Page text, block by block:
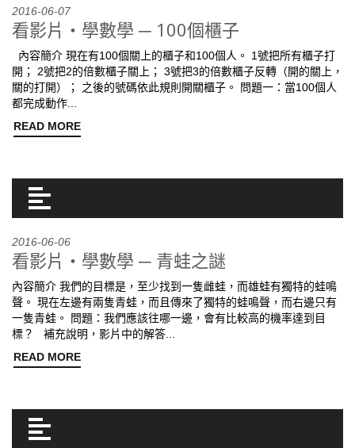
2016-06-07
看影片‧學數學 ─ 100個櫃子
內容簡介 現在有100個關上的櫃子和100個人。 1號把所有櫃子打
開； 2號把2的倍數櫃子關上； 3號把3的倍數櫃子反轉（開的關上，
關的打開）； 之後的號碼依此規則開關櫃子。 問題一：當100個人
都完成動作...
READ MORE
2016-06-06
看影片‧學數學 ─ 青蛙之謎
內容簡介 我們的目標是，至少找到一隻雌蛙，而雄蛙有獨特的蛙鳴
聲。 現在左邊有兩隻青蛙，而且傳來了獨特的蛙鳴聲，而右邊只有
一隻青蛙。 問題：我們應該往哪一邊，會有比較高的機率達到目
標？ 補充說明，影片中的解答...
READ MORE